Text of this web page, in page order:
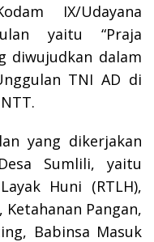
IX/Udayana
yaitu “Praja
diwujudkan dalam
TNI AD di
yang dikerjakan
Sumlili, yaitu
Huni (RTLH),
Pangan,
Babinsa Masuk